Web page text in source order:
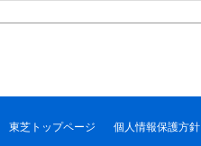
東芝トップページ 個人情報保護方針